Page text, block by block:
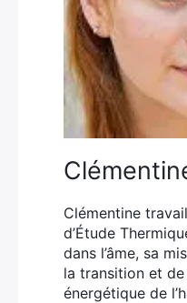
Clémentine
d’Étude
dans l’âme, sa
la transition et
énergétique de